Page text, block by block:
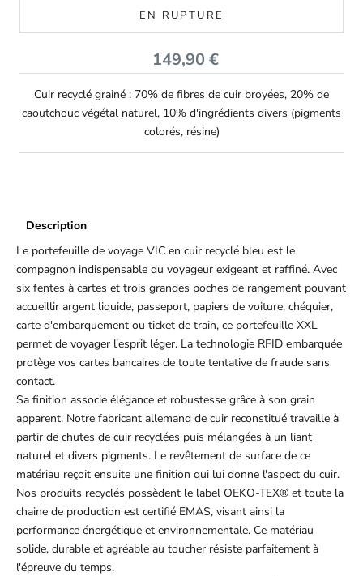
EN RUPTURE
Prix de vente
149,90 €
Cuir recyclé grainé : 70% de fibres de cuir broyées, 20% de
caoutchouc végétal naturel, 10% d'ingrédients divers (pigments
colorés, résine)
Description
Le portefeuille de voyage VIC en cuir recyclé bleu est le
compagnon indispensable du voyageur exigeant et raffiné. Avec
six fentes à cartes et trois grandes poches de rangement pouvant
accueillir argent liquide, passeport, papiers de voiture, chéquier,
carte d'embarquement ou ticket de train, ce portefeuille XXL
permet de voyager l'esprit léger. La technologie RFID embarquée
protège vos cartes bancaires de toute tentative de fraude sans
contact.
Sa finition associe élégance et robustesse grâce à son grain
apparent. Notre fabricant allemand de cuir reconstitué travaille à
partir de chutes de cuir recyclées puis mélangées à un liant
naturel et divers pigments. Le revêtement de surface de ce
matériau reçoit ensuite une finition qui lui donne l'aspect du cuir.
Nos produits recyclés possèdent le label OEKO-TEX® et toute la
chaine de production est certifié EMAS, visant ainsi la
performance énergétique et environnementale. Ce matériau
solide, durable et agréable au toucher résiste parfaitement à
l'épreuve du temps.